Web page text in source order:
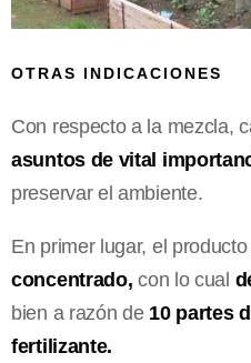
OTRAS INDICACIONES
Con respecto a la mezcla,
asuntos de vital
preservar el ambiente.
En primer lugar, el
concentrado, con lo cual
bien a razón de 10 partes
fertilizante.